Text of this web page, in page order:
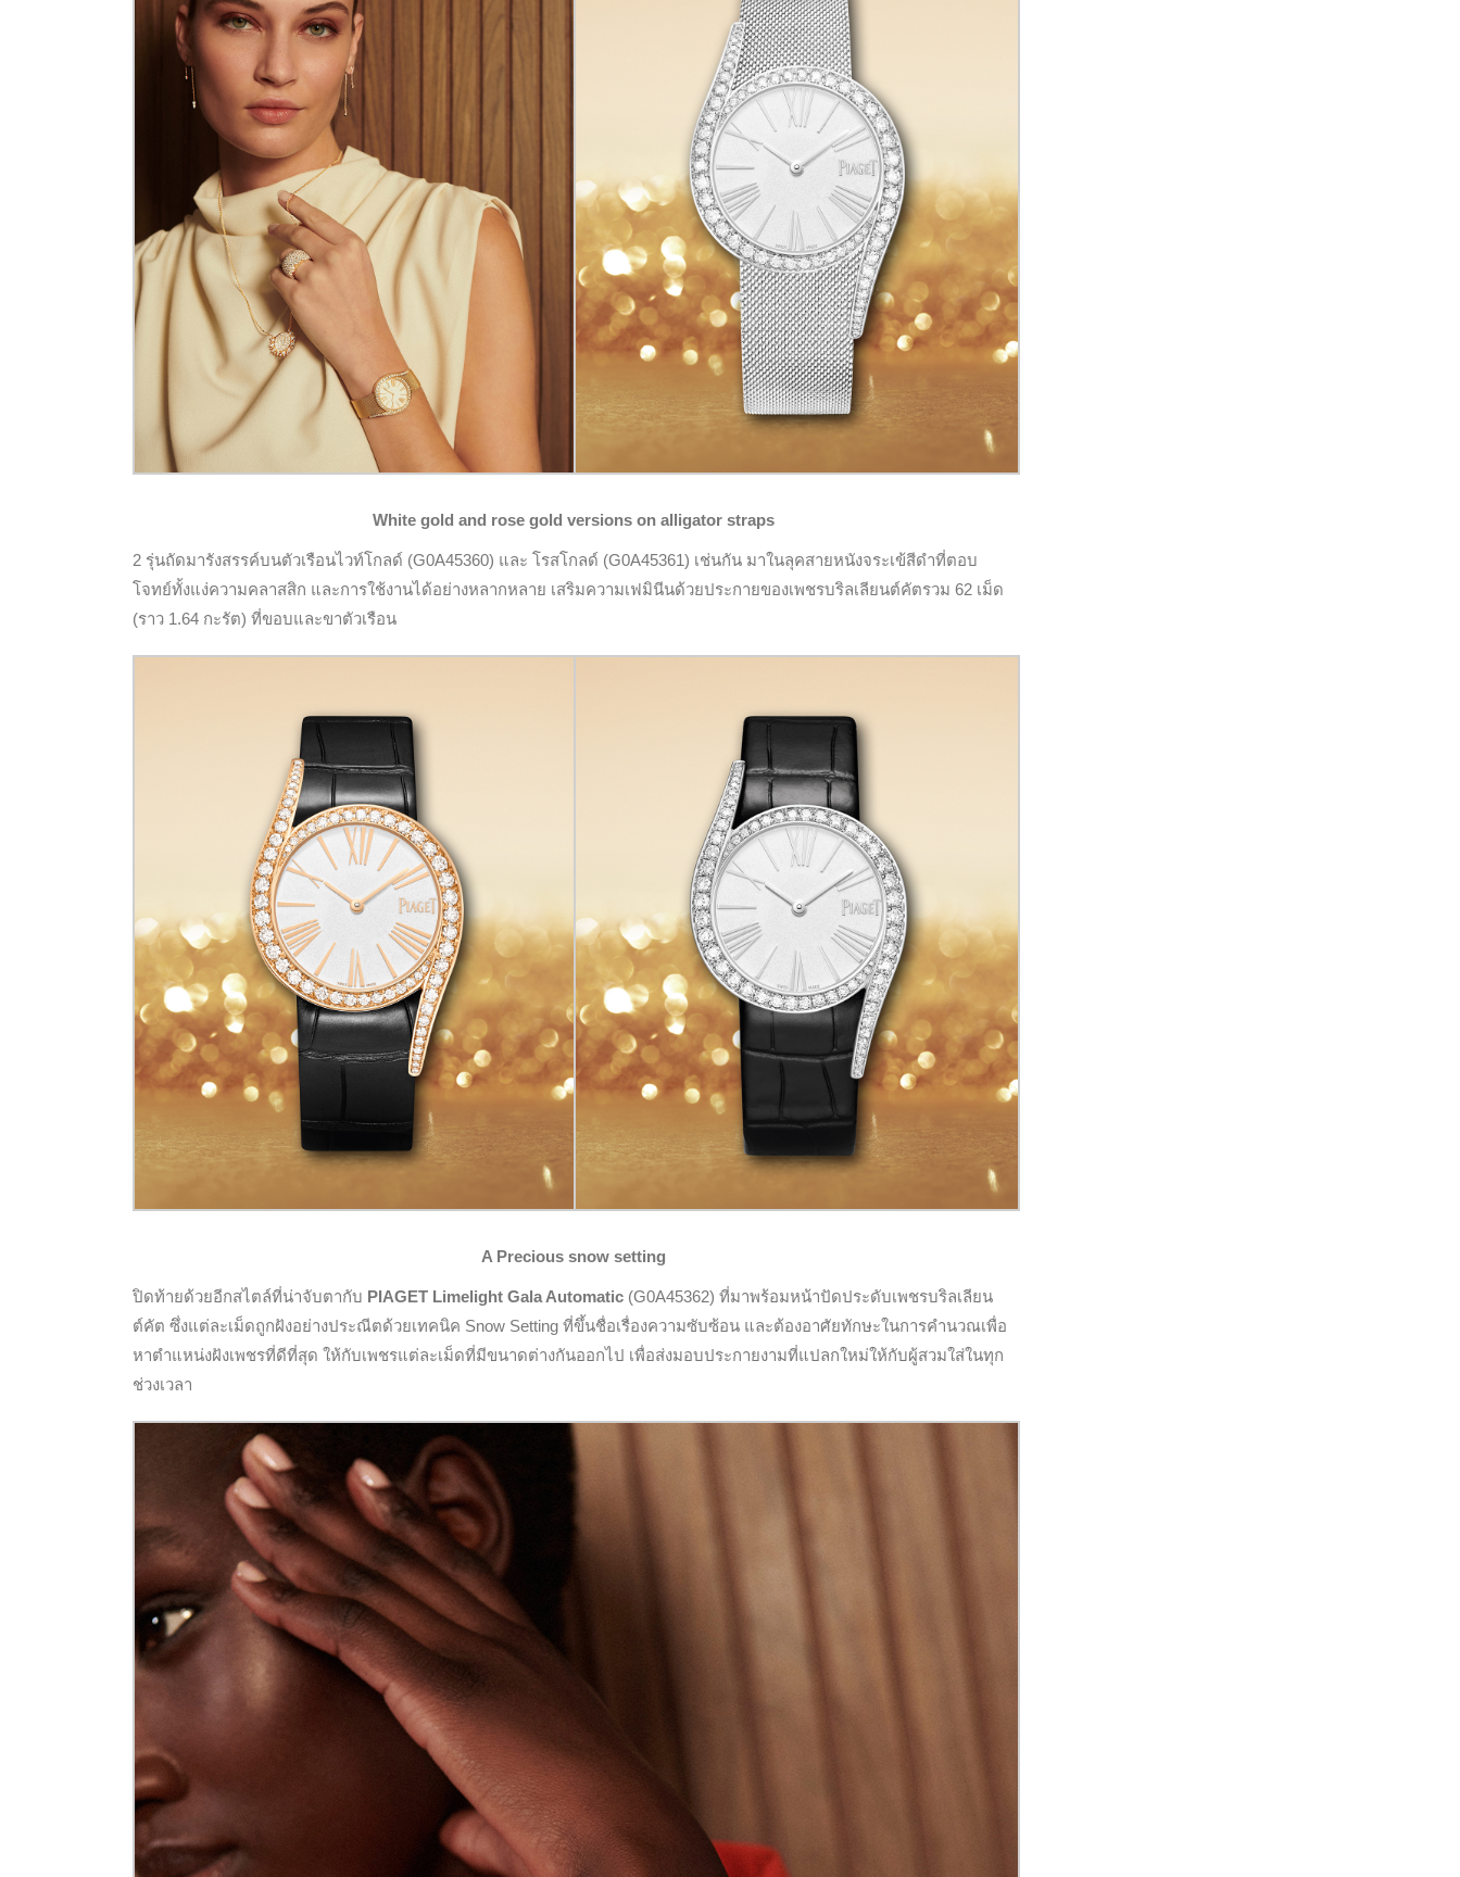
White gold and rose gold versions on alligator straps
2 รุ่นถัดมารังสรรค์บนตัวเรือนไวท์โกลด์ (G0A45360) และ โรสโกลด์ (G0A45361) เช่นกัน มาในลุคสายหนังจระเข้สีดำที่ตอบ
โจทย์ทั้งแง่ความคลาสสิก และการใช้งานได้อย่างหลากหลาย เสริมความเฟมินีนด้วยประกายของเพชรบริลเลียนต์คัตรวม 62 เม็ด
(ราว 1.64 กะรัต) ที่ขอบและขาตัวเรือน
A Precious snow setting
ปิดท้ายด้วยอีกสไตล์ที่น่าจับตากับ PIAGET Limelight Gala Automatic (G0A45362) ที่มาพร้อมหน้าปัดประดับเพชรบริลเลียน
ต์คัต ซึ่งแต่ละเม็ดถูกฝังอย่างประณีตด้วยเทคนิค Snow Setting ที่ขึ้นชื่อเรื่องความซับซ้อน และต้องอาศัยทักษะในการคำนวณเพื่อ
หาตำแหน่งฝังเพชรที่ดีที่สุด ให้กับเพชรแต่ละเม็ดที่มีขนาดต่างกันออกไป เพื่อส่งมอบประกายงามที่แปลกใหม่ให้กับผู้สวมใส่ในทุก
ช่วงเวลา